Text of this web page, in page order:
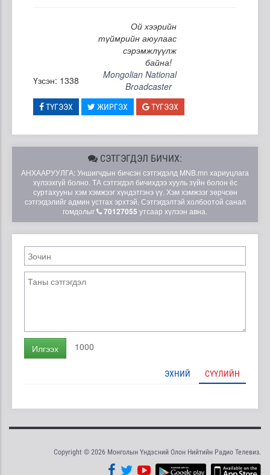
Ой хээрийн
түймрийн аюулаас
сэрэмжлүүлж
байна!
Үзсэн: 1338
Mongolian National
Broadcaster
ТҮГЭЭХ ЖИРГЭХ ТҮГЭЭХ
СЭТГЭГДЭЛ БИЧИХ:
АНХААРУУЛГА: Уншигчдын бичсэн сэтгэгдэлд MNB.mn хариуцлага
хүлээхгүй болно. ТА сэтгэгдэл бичихдээ хууль зүйн болон ёс
суртахууны хэм хэмжээг хүндэтгэнэ үү. Хэм хэмжээг зөрчсөн
сэтгэгдэлийг админ устгах эрхтэй. Сэтгэгдэлтэй холбоотой санал
гомдолыг
70127055 утсаар хүлээн авна.
Илгээх 1000
ЭХНИЙ СҮҮЛИЙН
Copyright © 2026 Монголын Үндэсний Олон Нийтийн Радио Телевиз.